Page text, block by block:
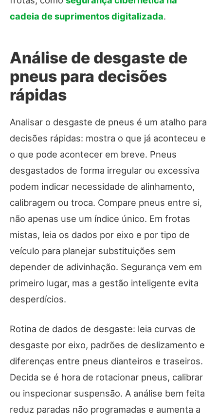
cadeia de suprimentos digitalizada.
Análise de desgaste de
pneus para decisões
rápidas
Analisar o desgaste de pneus é um atalho para
decisões rápidas: mostra o que já aconteceu e
o que pode acontecer em breve. Pneus
desgastados de forma irregular ou excessiva
podem indicar necessidade de alinhamento,
calibragem ou troca. Compare pneus entre si,
não apenas use um índice único. Em frotas
mistas, leia os dados por eixo e por tipo de
veículo para planejar substituições sem
depender de adivinhação. Segurança vem em
primeiro lugar, mas a gestão inteligente evita
desperdícios.
Rotina de dados de desgaste: leia curvas de
desgaste por eixo, padrões de deslizamento e
diferenças entre pneus dianteiros e traseiros.
Decida se é hora de rotacionar pneus, calibrar
ou inspecionar suspensão. A análise bem feita
reduz paradas não programadas e aumenta a